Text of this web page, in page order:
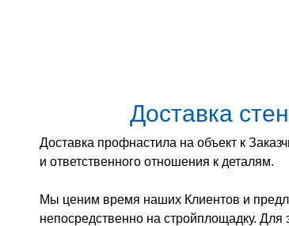
Доставка
Доставка профнастила на объект к
и ответственного отношения к деталям.
Мы ценим время наших Клиентов и
непосредственно на стройплощадку.